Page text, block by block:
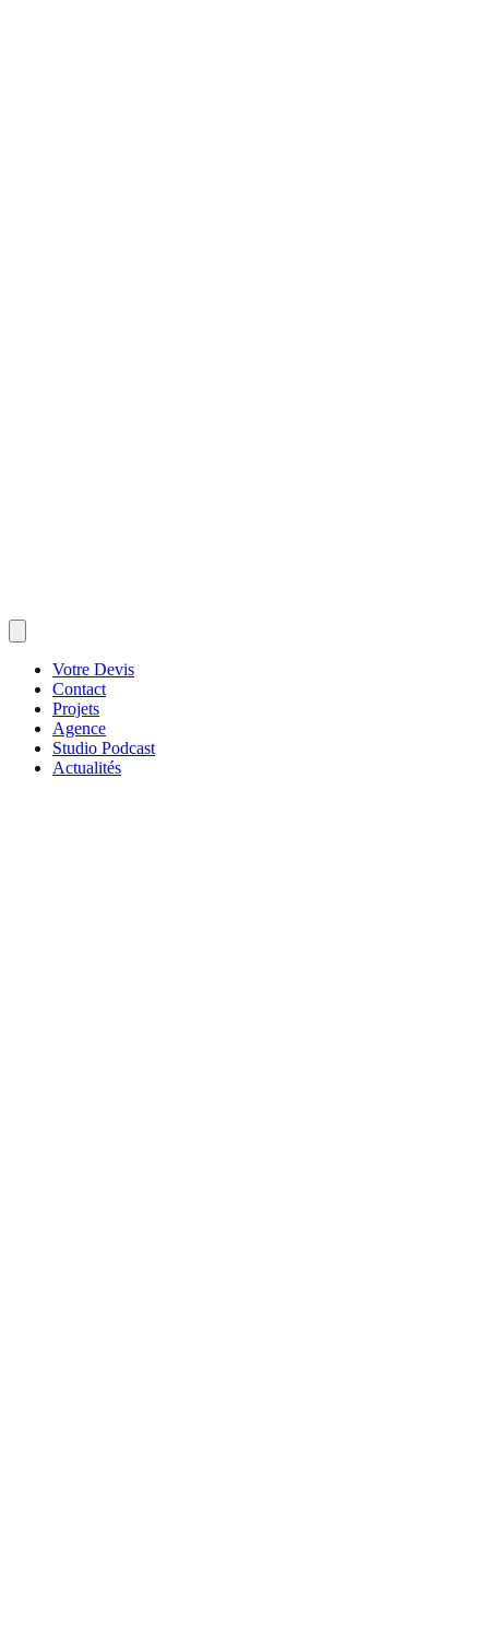
Votre Devis
Contact
Projets
Agence
Studio Podcast
Actualités